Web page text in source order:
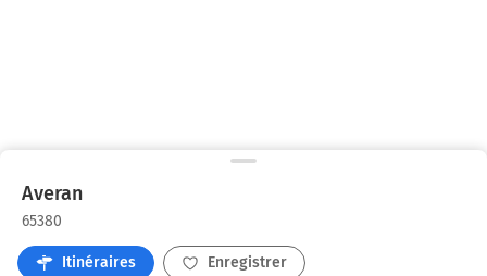
Averan
65380
Itinéraires Enregistrer